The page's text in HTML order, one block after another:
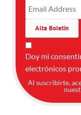
Doy mi
electrónicos
Al suscribirte,